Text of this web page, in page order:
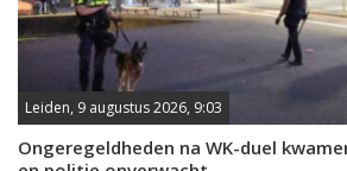
Leiden, 9 augustus 2026, 9:03
Ongeregeldheden na WK-duel